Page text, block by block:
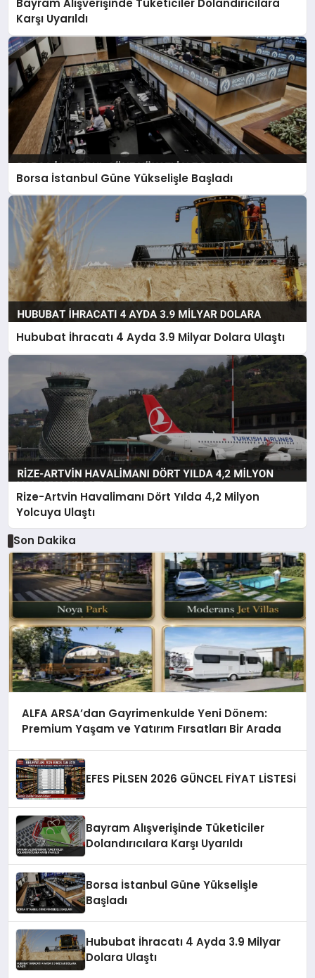
Bayram Alışverişinde Tüketiciler Dolandırıcılara
Karşı Uyarıldı
Borsa İstanbul Güne Yükselişle Başladı
Hububat İhracatı 4 Ayda 3.9 Milyar Dolara Ulaştı
Rize-Artvin Havalimanı Dört Yılda 4,2 Milyon
Yolcuya Ulaştı
Son Dakika
ALFA ARSA’dan Gayrimenkulde Yeni Dönem:
Premium Yaşam ve Yatırım Fırsatları Bir Arada
EFES PİLSEN 2026 GÜNCEL FİYAT LİSTESİ
Bayram Alışverişinde Tüketiciler
Dolandırıcılara Karşı Uyarıldı
Borsa İstanbul Güne Yükselişle
Başladı
Hububat İhracatı 4 Ayda 3.9 Milyar
Dolara Ulaştı